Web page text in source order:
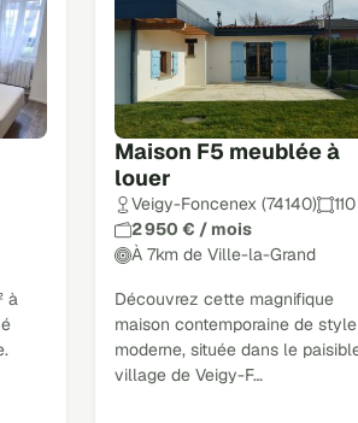
à
Maison F5 meublée à
louer
Veigy-Foncenex (74140)
2 950 € / mois
À 7km de Ville-la-Grand
Découvrez cette magnifique
maison contemporaine de style
moderne, située dans le
village de Veigy-F…